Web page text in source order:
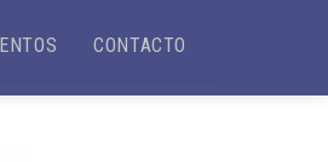
CONTACTO